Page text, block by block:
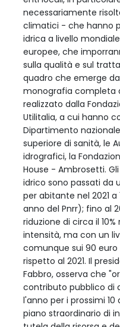
necessariamente
climatici - che hanno
idrica a livello
europee, che
sulla qualità e sul
quadro che emerge
monografia completa
realizzato dalla
Utilitalia, a cui hanno
Dipartimento
superiore di sanità, le
idrografici, la
House - Ambrosetti.
idrico sono passati da
per abitante nel 2021
anno del Pnrr); fino al
riduzione di circa il
intensità, ma con un
comunque sui 90 euro
rispetto al 2021. Il
Fabbro, osserva che
contributo pubblico di
l'anno per i prossimi
piano straordinario di